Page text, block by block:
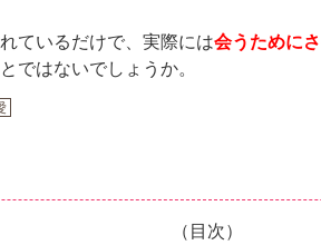
ているだけで、実際には会うために
ではないでしょうか。
（目次）